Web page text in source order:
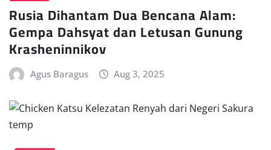
Rusia Dihantam Dua Bencana Alam:
Gempa Dahsyat dan Letusan Gunung
Krasheninnikov
Agus Baragus Aug 3, 2025